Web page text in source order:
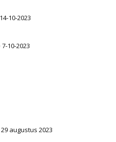
10-2023
10-2023
augustus 2023